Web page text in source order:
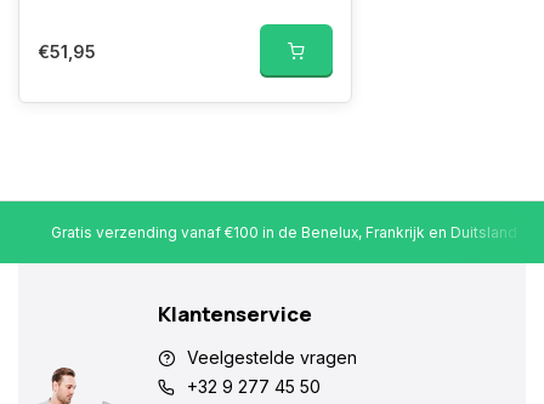
€51,95
Gratis verzending vanaf €100 in de Benelux, Frankrijk en Duitsland
Klantenservice
Veelgestelde vragen
+32 9 277 45 50